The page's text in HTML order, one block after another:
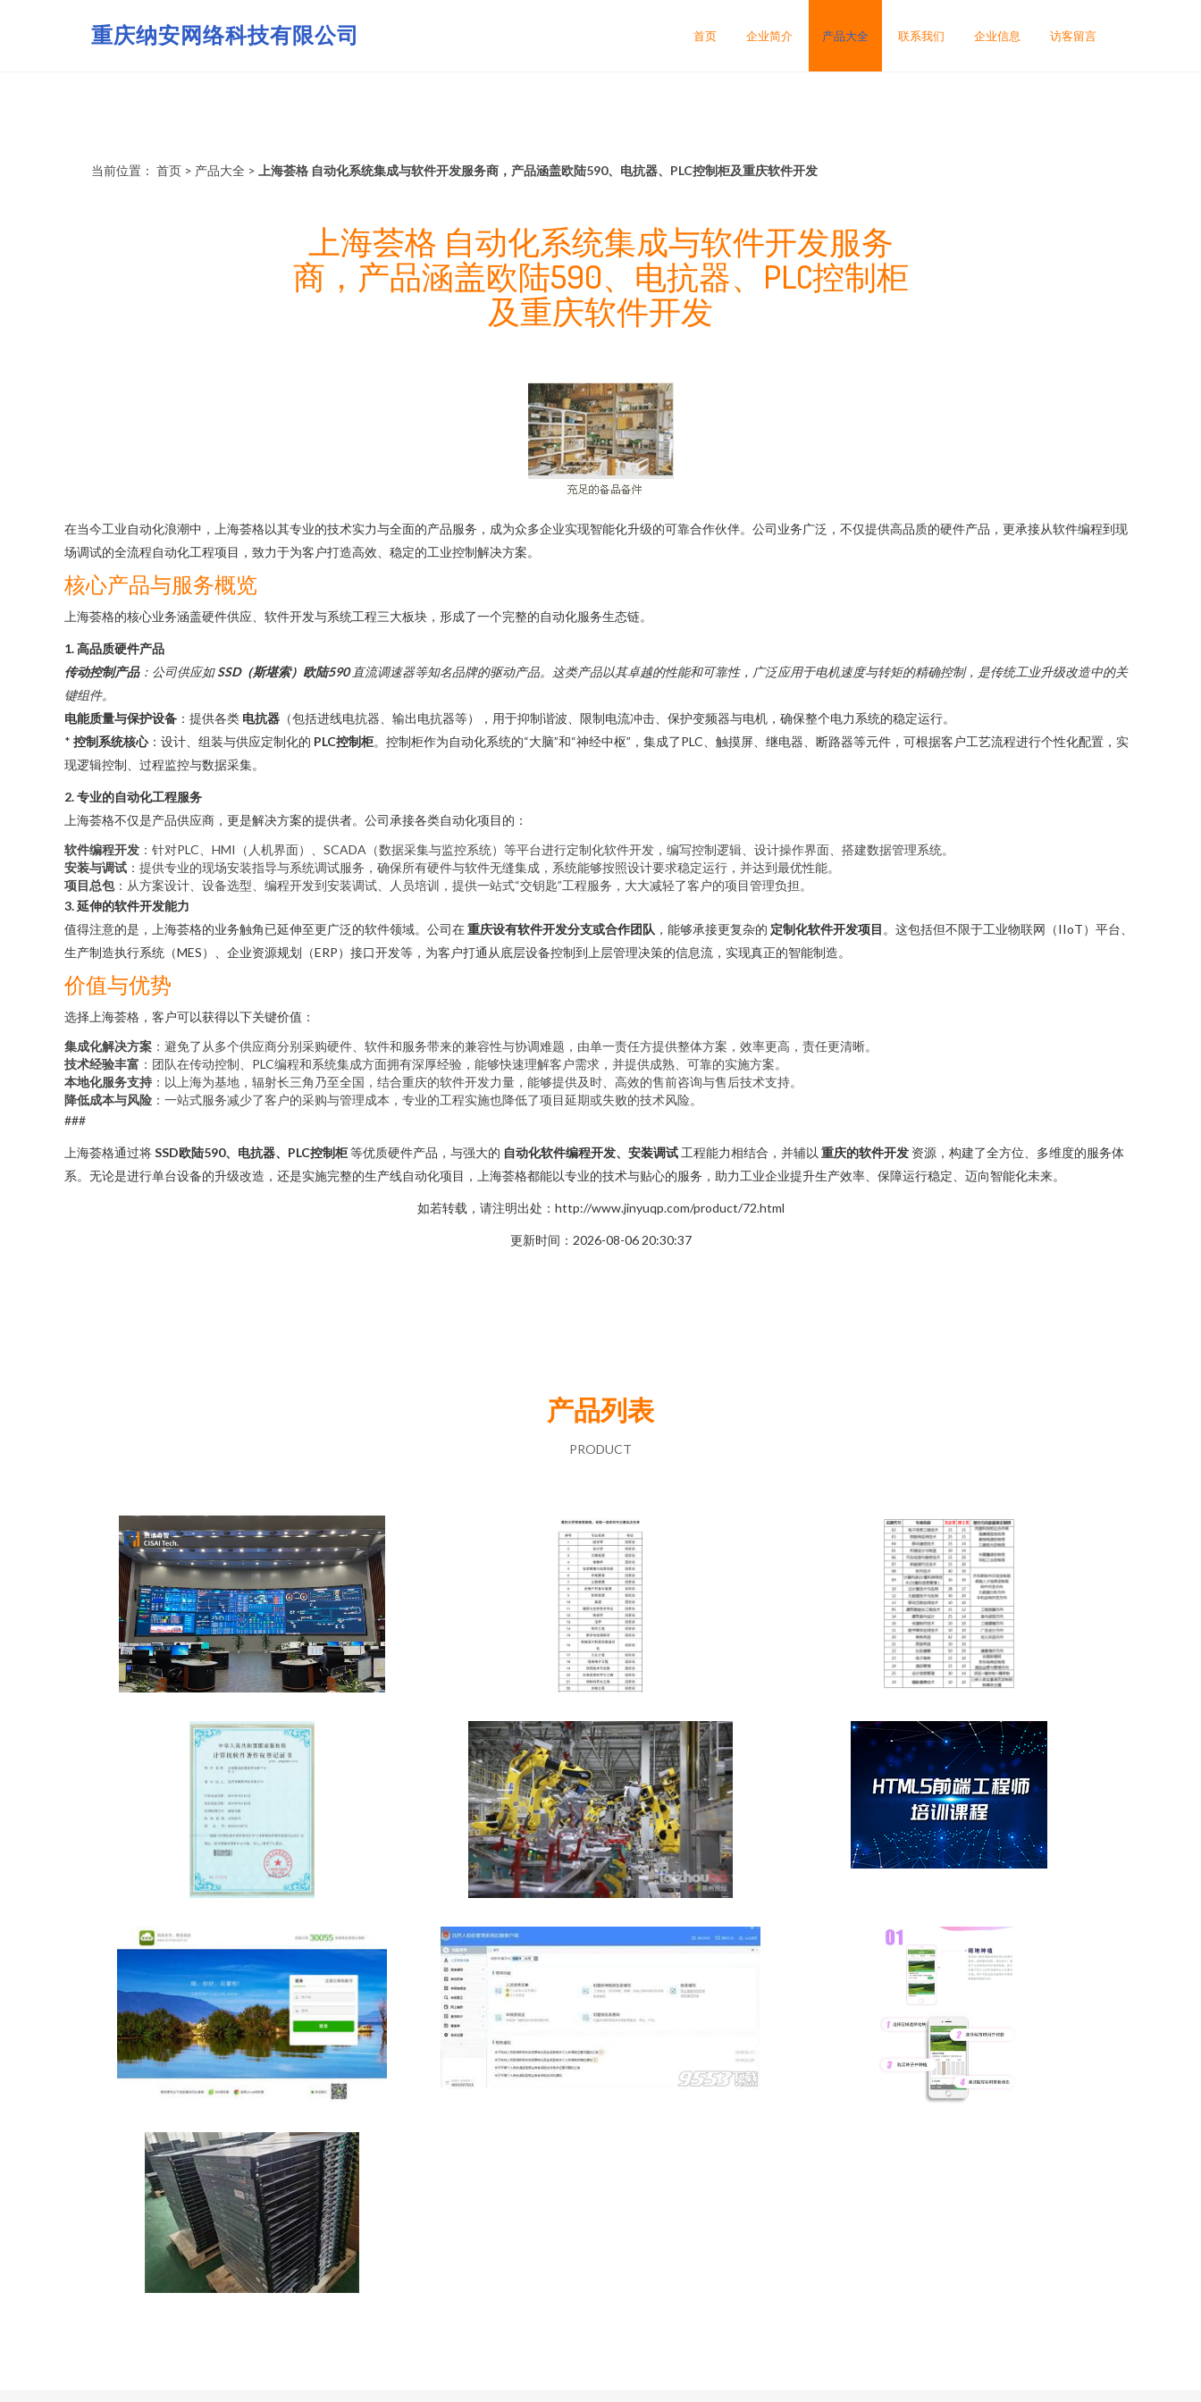
重庆纳安网络科技有限公司 首页 企业简介 产品大全 联系我们 企业信息 访客留言
当前位置： 首页 > 产品大全 > 上海荟格 自动化系统集成与软件开发服务商，产品涵盖欧陆590、电抗器、PLC控制柜及重庆软件开发
上海荟格 自动化系统集成与软件开发服务
商，产品涵盖欧陆590、电抗器、PLC控制柜
及重庆软件开发
在当今工业自动化浪潮中，上海荟格以其专业的技术实力与全面的产品服务，成为众多企业实现智能化升级的可靠合作伙伴。公司业务广泛，不仅提供高品质的硬件产品，更承接从软件编程到现
场调试的全流程自动化工程项目，致力于为客户打造高效、稳定的工业控制解决方案。
核心产品与服务概览
上海荟格的核心业务涵盖硬件供应、软件开发与系统工程三大板块，形成了一个完整的自动化服务生态链。
1. 高品质硬件产品
传动控制产品：公司供应如SSD（斯堪索）欧陆590直流调速器等知名品牌的驱动产品。这类产品以其卓越的性能和可靠性，广泛应用于电机速度与转矩的精确控制，是传统工业升级改造中的关
键组件。
电能质量与保护设备 ：提供各类 电抗器 （包括进线电抗器、输出电抗器等），用于抑制谐波、限制电流冲击、保护变频器与电机，确保整个电力系统的稳定运行。
* 控制系统核心：设计、组装与供应定制化的 PLC控制柜。控制柜作为自动化系统的“大脑”和“神经中枢”，集成了PLC、触摸屏、继电器、断路器等元件，可根据客户工艺流程进行个性化配置，实
现逻辑控制、过程监控与数据采集。
2. 专业的自动化工程服务
上海荟格不仅是产品供应商，更是解决方案的提供者。公司承接各类自动化项目的：
软件编程开发 ：针对PLC、HMI（人机界面）、SCADA（数据采集与监控系统）等平台进行定制化软件开发，编写控制逻辑、设计操作界面、搭建数据管理系统。
安装与调试 ：提供专业的现场安装指导与系统调试服务，确保所有硬件与软件无缝集成，系统能够按照设计要求稳定运行，并达到最优性能。
项目总包：从方案设计、设备选型、编程开发到安装调试、人员培训，提供一站式“交钥匙”工程服务，大大减轻了客户的项目管理负担。
3. 延伸的软件开发能力
值得注意的是，上海荟格的业务触角已延伸至更广泛的软件领域。公司在重庆设有软件开发分支或合作团队 ，能够承接更复杂的 定制化软件开发项目 。这包括但不限于工业物联网（IIoT）平台、
生产制造执行系统（MES）、企业资源规划（ERP）接口开发等，为客户打通从底层设备控制到上层管理决策的信息流，实现真正的智能制造。
价值与优势
选择上海荟格，客户可以获得以下关键价值：
集成化解决方案 ：避免了从多个供应商分别采购硬件、软件和服务带来的兼容性与协调难题，由单一责任方提供整体方案，效率更高，责任更清晰。
技术经验丰富 ：团队在传动控制、PLC编程和系统集成方面拥有深厚经验，能够快速理解客户需求，并提供成熟、可靠的实施方案。
本地化服务支持 ：以上海为基地，辐射长三角乃至全国，结合重庆的软件开发力量，能够提供及时、高效的售前咨询与售后技术支持。
降低成本与风险 ：一站式服务减少了客户的采购与管理成本，专业的工程实施也降低了项目延期或失败的技术风险。
###
上海荟格通过将SSD欧陆590、电抗器、PLC控制柜等优质硬件产品，与强大的 自动化软件编程开发、安装调试 工程能力相结合，并辅以 重庆的软件开发 资源，构建了全方位、多维度的服务体
系。无论是进行单台设备的升级改造，还是实施完整的生产线自动化项目，上海荟格都能以专业的技术与贴心的服务，助力工业企业提升生产效率、保障运行稳定、迈向智能化未来。
如若转载，请注明出处：http://www.jinyuqp.com/product/72.html
更新时间：2026-08-06 20:30:37
产品列表
PRODUCT